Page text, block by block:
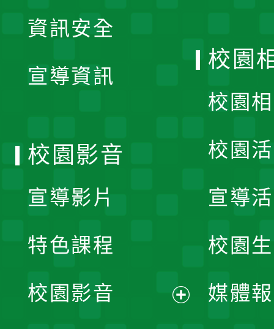
資訊安全
宣導資訊
校園
校園
校園
宣導
校園
媒體
校園影音
宣導影片
特色課程
校園影音